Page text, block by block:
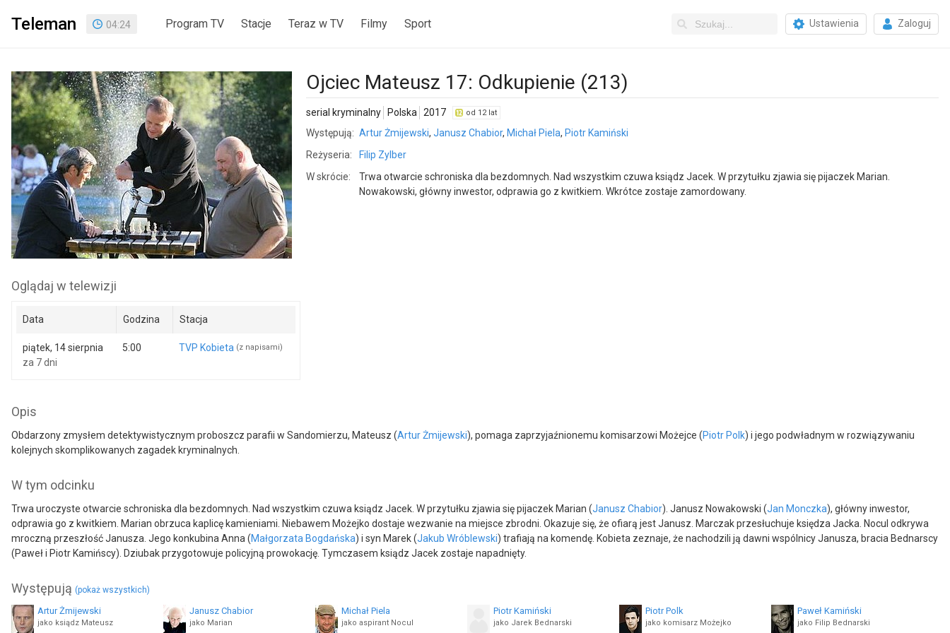
Teleman 04:24 Program TV Stacje Teraz w TV Filmy Sport Ustawienia Zaloguj
Ojciec Mateusz 17: Odkupienie (213)
serial kryminalny Polska 2017 od 12 lat
Występują: Artur Żmijewski, Janusz Chabior, Michał Piela, Piotr Kamiński
Reżyseria:
Filip Zylber
W skrócie:
Trwa otwarcie schroniska dla bezdomnych. Nad wszystkim czuwa ksiądz Jacek. W przytułku zjawia się pijaczek Marian.
Nowakowski, główny inwestor, odprawia go z kwitkiem. Wkrótce zostaje zamordowany.
Oglądaj w telewizji
Data Godzina Stacja
piątek, 14 sierpnia
za 7 dni
5:00 TVP Kobieta (z napisami)
Opis
Obdarzony zmysłem detektywistycznym proboszcz parafii w Sandomierzu, Mateusz (Artur Żmijewski), pomaga zaprzyjaźnionemu komisarzowi Możejce (Piotr Polk) i jego podwładnym w rozwiązywaniu
kolejnych skomplikowanych zagadek kryminalnych.
W tym odcinku
Trwa uroczyste otwarcie schroniska dla bezdomnych. Nad wszystkim czuwa ksiądz Jacek. W przytułku zjawia się pijaczek Marian (Janusz Chabior). Janusz Nowakowski (Jan Monczka), główny inwestor,
odprawia go z kwitkiem. Marian obrzuca kaplicę kamieniami. Niebawem Możejko dostaje wezwanie na miejsce zbrodni. Okazuje się, że ofiarą jest Janusz. Marczak przesłuchuje księdza Jacka. Nocul odkrywa
mroczną przeszłość Janusza. Jego konkubina Anna (Małgorzata Bogdańska) i syn Marek (Jakub Wróblewski) trafiają na komendę. Kobieta zeznaje, że nachodzili ją dawni wspólnicy Janusza, bracia Bednarscy
(Paweł i Piotr Kamińscy). Dziubak przygotowuje policyjną prowokację. Tymczasem ksiądz Jacek zostaje napadnięty.
Występują (pokaż wszystkich)
Artur Żmijewski
jako ksiądz Mateusz
Janusz Chabior
jako Marian
Michał Piela
jako aspirant Nocul
Piotr Kamiński
jako Jarek Bednarski
Piotr Polk
jako komisarz Możejko
Paweł Kamiński
jako Filip Bednarski